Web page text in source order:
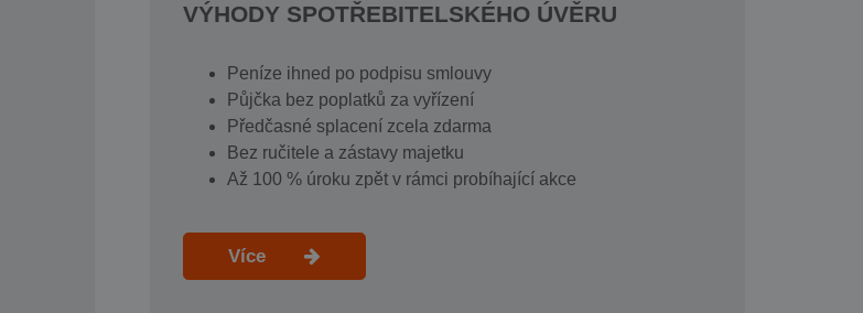
VÝHODY SPOTŘEBITELSKÉHO ÚVĚRU
Peníze ihned po podpisu smlouvy
Půjčka bez poplatků za vyřízení
Předčasné splacení zcela zdarma
Bez ručitele a zástavy majetku
Až 100 % úroku zpět v rámci probíhající akce
Více